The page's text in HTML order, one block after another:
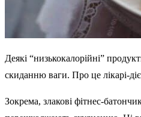
Деякі “низькокалорійні”
скиданню ваги. Про це лікарі-
Зокрема, злакові фітнес-